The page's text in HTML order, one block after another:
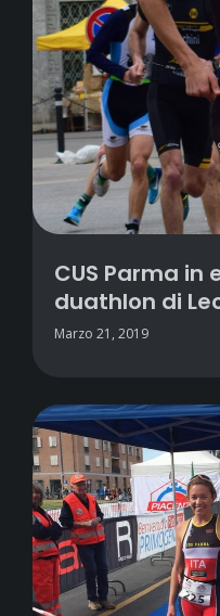
CUS Parma in
duathlon di
Marzo 21, 2019